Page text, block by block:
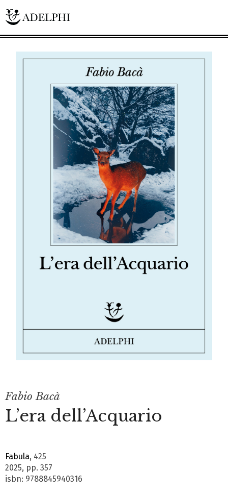
Fabio Bacà
L’era dell’Acquario
Fabula, 425
2025, pp. 357
isbn: 9788845940316